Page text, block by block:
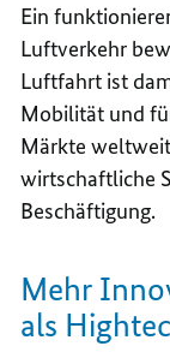
Ein
Luftverkehr
Luftfahrt ist
Mobilität und
Märkte
wirtschaftliche
Beschäftigung.
Mehr
als